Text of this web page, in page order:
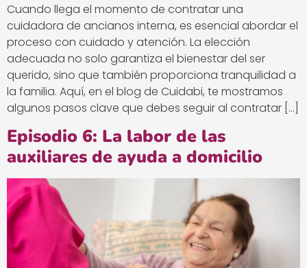
Cuando llega el momento de contratar una
cuidadora de ancianos interna, es esencial abordar el
proceso con cuidado y atención. La elección
adecuada no solo garantiza el bienestar del ser
querido, sino que también proporciona tranquilidad a
la familia. Aquí, en el blog de Cuidabi, te mostramos
algunos pasos clave que debes seguir al contratar […]
Episodio 6: La labor de las
auxiliares de ayuda a domicilio